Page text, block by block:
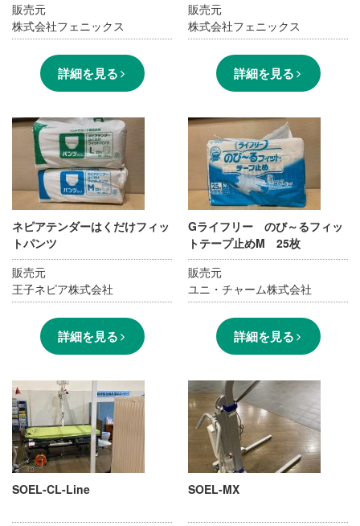
販売元
株式会社フェニックス
詳細を見る
販売元
株式会社フェニックス
詳細を見る
ネピアテンダーはくだけフィッ
トパンツ
販売元
王子ネピア株式会社
詳細を見る
Gライフリー のび～るフィッ
トテープ止めM 25枚
販売元
ユニ・チャーム株式会社
詳細を見る
SOEL-CL-Line SOEL-MX